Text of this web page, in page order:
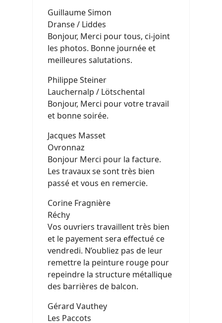
Guillaume Simon
Dranse / Liddes
Bonjour, Merci pour tous, ci-joint
les photos. Bonne journée et
meilleures salutations.
Philippe Steiner
Lauchernalp / Lötschental
Bonjour, Merci pour votre travail
et bonne soirée.
Jacques Masset
Ovronnaz
Bonjour Merci pour la facture.
Les travaux se sont très bien
passé et vous en remercie.
Corine Fragnière
Réchy
Vos ouvriers travaillent très bien
et le payement sera effectué ce
vendredi. N’oubliez pas de leur
remettre la peinture rouge pour
repeindre la structure métallique
des barrières de balcon.
Gérard Vauthey
Les Paccots